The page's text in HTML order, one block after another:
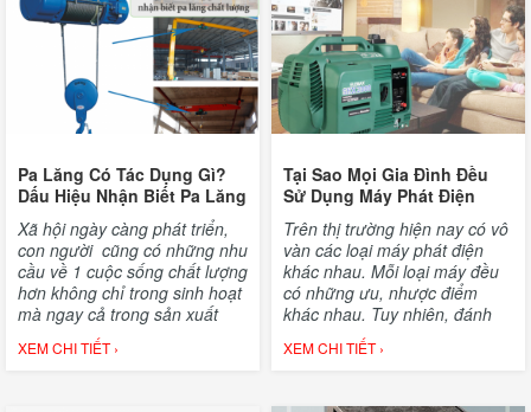
Pa Lăng Có Tác Dụng Gì?
Dấu Hiệu Nhận Biết Pa Lăng
Chất Lượng
Xã hội ngày càng phát triển,
con người cũng có những nhu
cầu về 1 cuộc sống chất lượng
hơn không chỉ trong sinh hoạt
mà ngay cả trong sản xuất
cũng thế. Pa lăng vì đó mà ra
đời nhằm giải phóng sức lao
XEM CHI TIẾT ›
Tại Sao Mọi Gia Đình Đều
Sử Dụng Máy Phát Điện
Mini?
Trên thị trường hiện nay có vô
vàn các loại máy phát điện
khác nhau. Mỗi loại máy đều
có những ưu, nhược điểm
khác nhau. Tuy nhiên, đánh
giá về sức hút thì máy phát
điện mini là dòng máy bán
XEM CHI TIẾT ›